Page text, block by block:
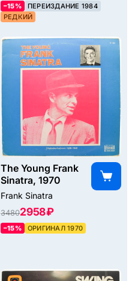
–15%
ПЕРЕИЗДАНИЕ 1984
РЕДКИЙ
The Young Frank
Sinatra, 1970
Frank Sinatra
34802958 ₽
–15% ОРИГИНАЛ 1970